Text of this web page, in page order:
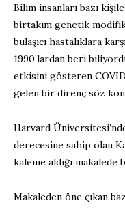
Bilim insanları bazı
birtakım genetik
bulaşıcı hastalıklara
1990’lardan beri
etkisini gösteren
gelen bir direnç söz
Harvard
derecesine sahip olan
kaleme aldığı makalede
Makaleden öne çıkan